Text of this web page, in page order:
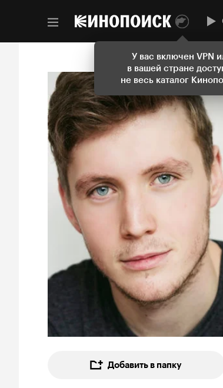
У вас включен VPN
в вашей стране
не весь каталог
Добавить в папку